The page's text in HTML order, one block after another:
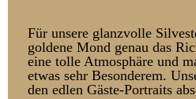
Für unsere glanz­volle
goldene Mond genau das
eine tolle Atmos­phäre und
etwas sehr Be­sonderem.
den edlen Gäste-Portraits